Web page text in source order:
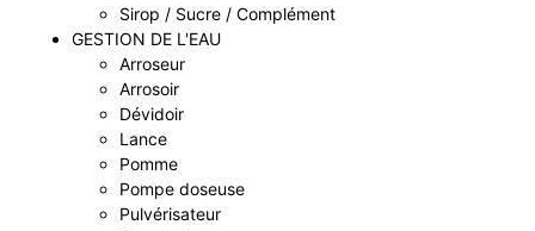
Sirop / Sucre / Complément
GESTION DE L'EAU
Arroseur
Arrosoir
Dévidoir
Lance
Pomme
Pompe doseuse
Pulvérisateur